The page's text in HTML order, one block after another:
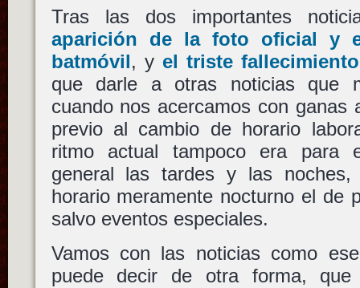
Tras las dos importantes
aparición de la foto oficial y
batmóvil, y el triste
que darle a otras noticias que
cuando nos acercamos con ganas
previo al cambio de horario
ritmo actual tampoco era para
general las tardes y las
horario meramente nocturno el de
salvo eventos especiales.
Vamos con las noticias como
puede decir de otra forma,